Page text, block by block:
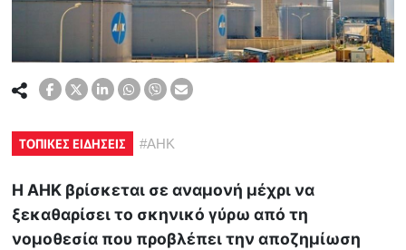
ΤΟΠΙΚΕΣ ΕΙΔΗΣΕΙΣ #ΑΗΚ
Η ΑΗΚ βρίσκεται σε αναμονή μέχρι να
ξεκαθαρίσει το σκηνικό γύρω από τη
νομοθεσία που προβλέπει την αποζημίωση